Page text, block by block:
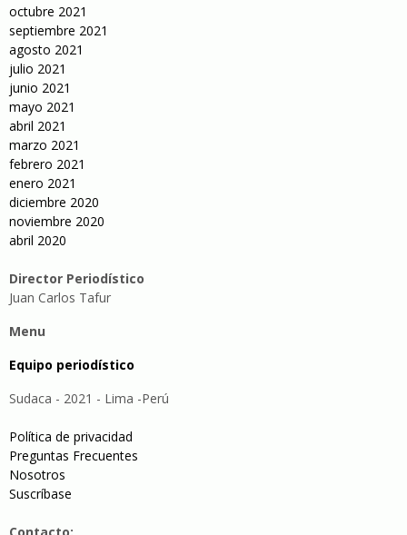
octubre 2021
septiembre 2021
agosto 2021
julio 2021
junio 2021
mayo 2021
abril 2021
marzo 2021
febrero 2021
enero 2021
diciembre 2020
noviembre 2020
abril 2020
Director Periodístico
Juan Carlos Tafur
Menu
Equipo periodístico
Sudaca - 2021 - Lima -Perú
Política de privacidad
Preguntas Frecuentes
Nosotros
Suscríbase